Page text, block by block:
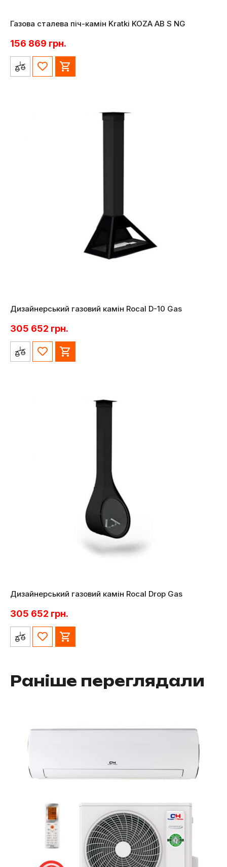
Газова сталева піч-камін Kratki KOZA AB S NG
156 869 грн.
Дизайнерський газовий камін Rocal D-10 Gas
305 652 грн.
Дизайнерський газовий камін Rocal Drop Gas
305 652 грн.
Раніше переглядали